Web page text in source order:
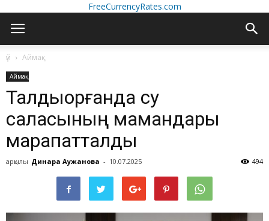
FreeCurrencyRates.com
үй Аймақ
Аймақ
Талдықорғанда су
саласының мамандары
марапатталды
арқылы Динара Аужанова - 10.07.2025 494